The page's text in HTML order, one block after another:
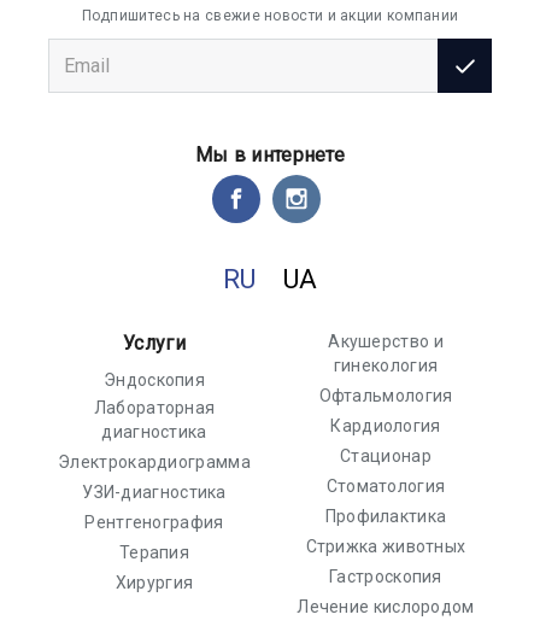
Подпишитесь на свежие новости и акции компании
Мы в интернете
RU UA
Услуги
Эндоскопия
Лабораторная
диагностика
Электрокардиограмма
УЗИ-диагностика
Рентгенография
Терапия
Хирургия
Акушерство и
гинекология
Офтальмология
Кардиология
Стационар
Стоматология
Профилактика
Стрижка животных
Гастроскопия
Лечение кислородом